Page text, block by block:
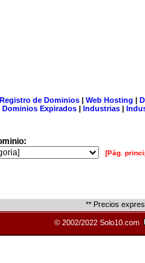
Registro de Dominios| Web Hosting |
Dominios Expirados | Industrias |
[Pág.
** Precios
© 2002/2022 Solo10.com